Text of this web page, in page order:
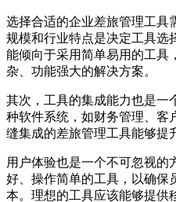
选择合适的企业差旅管理工具
规模和行业特点是决定工具选
能倾向于采用简单易用的工具
杂、功能强大的解决方案。
其次，工具的集成能力也是一
种软件系统，如财务管理、客
缝集成的差旅管理工具能够提
用户体验也是一个不可忽视的
好、操作简单的工具，以确保
本。理想的工具应该能够提供